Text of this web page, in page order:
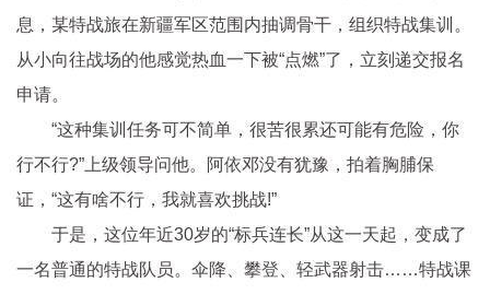
息，某特战旅在新疆军区范围内抽调骨干，组织特战集训。
从小向往战场的他感觉热血一下被“点燃”了，立刻递交报名
申请。
“这种集训任务可不简单，很苦很累还可能有危险，你
行不行?”上级领导问他。阿依邓没有犹豫，拍着胸脯保
证，“这有啥不行，我就喜欢挑战!”
于是，这位年近30岁的“标兵连长”从这一天起，变成了
一名普通的特战队员。伞降、攀登、轻武器射击……特战课